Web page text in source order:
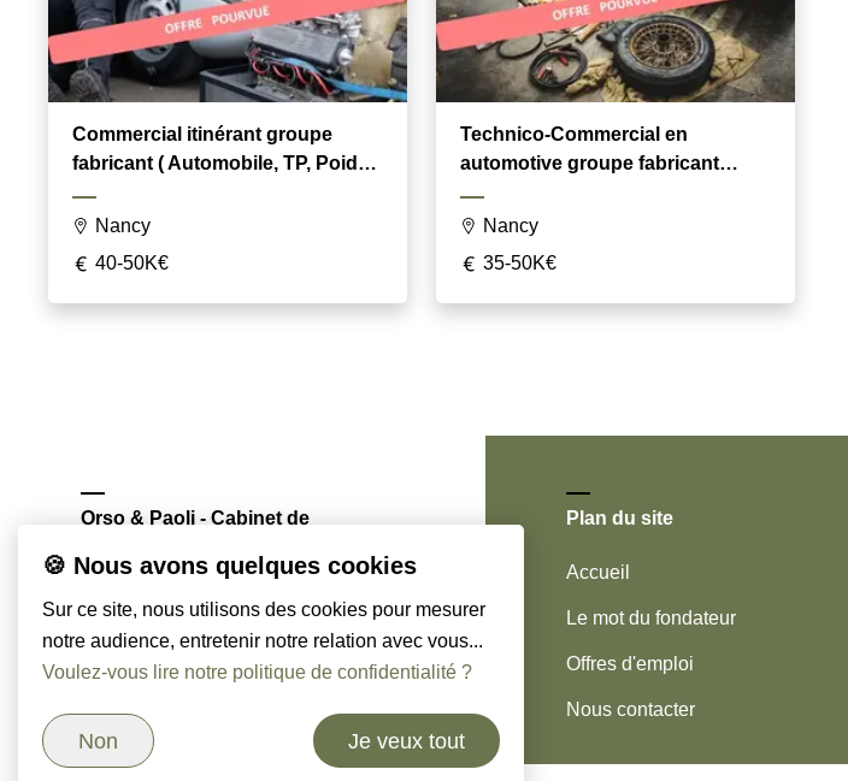
Commercial itinérant groupe
fabricant ( Automobile, TP, Poids
lourds)
Nancy
40-50K€
Technico-Commercial en
automotive groupe fabricant
(Auto / Agricole)
Nancy
35-50K€
Orso & Paoli - Cabinet de
Plan du site
Accueil
Le mot du fondateur
Offres d'emploi
Nous contacter
🍪 Nous avons quelques cookies
Sur ce site, nous utilisons des cookies pour mesurer
notre audience, entretenir notre relation avec vous...
Voulez-vous lire notre politique de confidentialité ?
Non Je veux tout